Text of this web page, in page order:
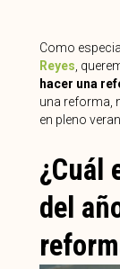
Como
Reyes ,
hacer una
una reforma,
en pleno
¿Cuál
del